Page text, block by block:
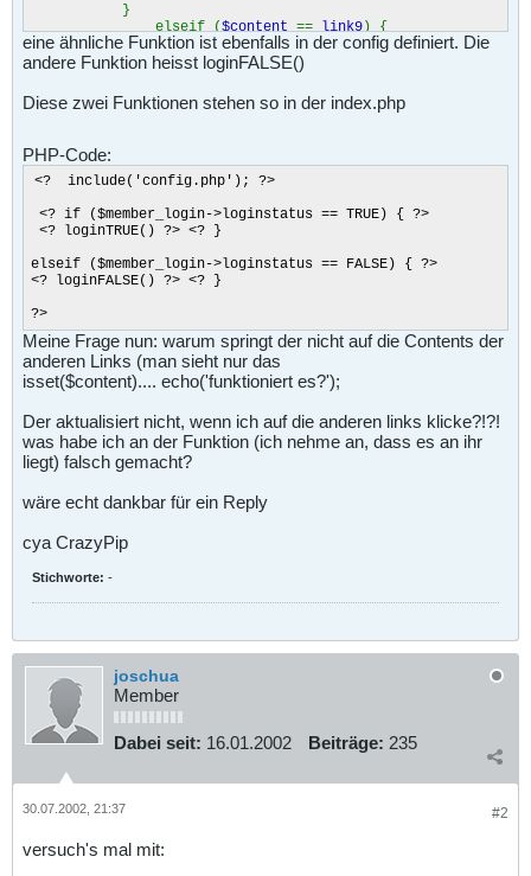
}
elseif ($content == link9) {
include( 'save/hello.php');
end;
}
} else {
if (!isset($content ))
{
echo(
end;
}
}
}
eine ähnliche Funktion ist ebenfalls in der config definiert. Die
andere Funktion heisst loginFALSE()
Diese zwei Funktionen stehen so in der index.php
PHP-Code:
<? include('config.php'); ?>
<? if ($member_login->loginstatus == TRUE) { ?>
<? loginTRUE() ?> <? }
elseif ($member_login->loginstatus == FALSE) { ?>
<? loginFALSE() ?> <? }
?>
Meine Frage nun: warum springt der nicht auf die Contents der
anderen Links (man sieht nur das
isset($content).... echo('funktioniert es?');
Der aktualisiert nicht, wenn ich auf die anderen links klicke?!?!
was habe ich an der Funktion (ich nehme an, dass es an ihr
liegt) falsch gemacht?
wäre echt dankbar für ein Reply
cya CrazyPip
Stichworte: -
joschua
Member
Dabei seit: 16.01.2002 Beiträge: 235
#2
30.07.2002, 21:37
versuch's mal mit: